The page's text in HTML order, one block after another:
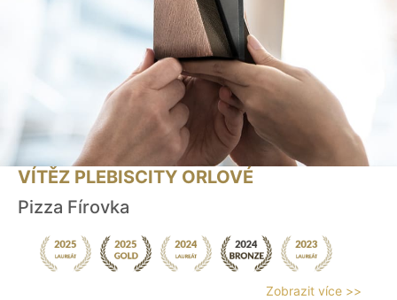
VÍTĚZ PLEBISCITY ORLOVÉ
Pizza Fírovka
Zobrazit více >>